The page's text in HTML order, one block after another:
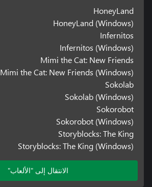
HoneyLand
HoneyLand (Windows)
Infernitos
Infernitos (Windows)
Mimi the Cat: New Friends
Mimi the Cat: New Friends (Windows)
Sokolab
Sokolab (Windows)
Sokorobot
Sokorobot (Windows)
Storyblocks: The King
Storyblocks: The King (Windows)
الانتقال إلى "الألعاب"